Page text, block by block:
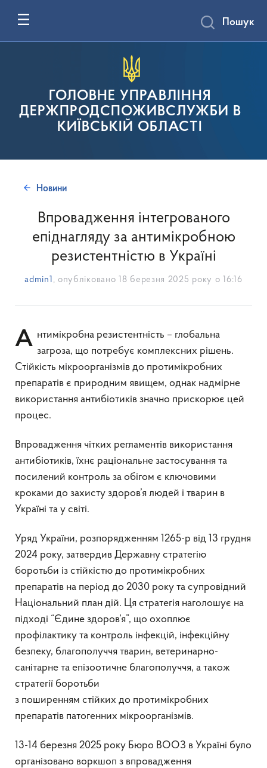
ГОЛОВНЕ УПРАВЛІННЯ
ДЕРЖПРОДСПОЖИВСЛУЖБИ В
КИЇВСЬКІЙ ОБЛАСТІ
Пошук
Новини
Впровадження інтегрованого
епіднагляду за антимікробною
резистентністю в Україні
admin1 , опубліковано 18 березня 2025 року о 16:16
Антимікробна резистентність – глобальна загроза, що потребує комплексних рішень.
Стійкість мікроорганізмів до протимікробних
препаратів є природним явищем, однак надмірне
використання антибіотиків значно прискорює цей
процес.
Впровадження чітких регламентів використання
антибіотиків, їхнє раціональне застосування та
посилений контроль за обігом є ключовими
кроками до захисту здоров’я людей і тварин в
Україні та у світі.
Уряд України, розпорядженням 1265-р від 13 грудня
2024 року, затвердив Державну стратегію
боротьби із стійкістю до протимікробних
препаратів на період до 2030 року та супровідний
Національний план дій. Ця стратегія наголошує на
підході “Єдине здоров’я”, що охоплює
профілактику та контроль інфекцій, інфекційну
безпеку, благополуччя тварин, ветеринарно-
санітарне та епізоотичне благополуччя, а також
стратегії боротьби
з поширенням стійких до протимікробних
препаратів патогенних мікроорганізмів.
13-14 березня 2025 року Бюро ВООЗ в Україні було
організовано воркшоп з впровадження